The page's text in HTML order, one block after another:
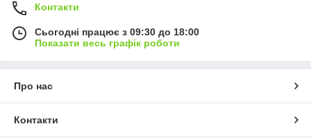
Контакти
Сьогодні працює з 09:30 до 18:00
Показати весь графік роботи
Про нас
Контакти